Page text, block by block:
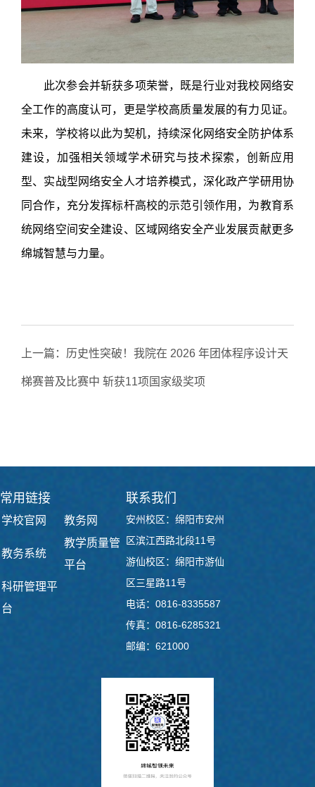
此次参会并斩获多项荣誉，既是行业对我校网络安
全工作的高度认可，更是学校高质量发展的有力见证。
未来，学校将以此为契机，持续深化网络安全防护体系
建设，加强相关领域学术研究与技术探索，创新应用
型、实战型网络安全人才培养模式，深化政产学研用协
同合作，充分发挥标杆高校的示范引领作用，为教育系
统网络空间安全建设、区域网络安全产业发展贡献更多
绵城智慧与力量。
上一篇： 历史性突破！我院在 2026 年团体程序设计天
梯赛普及比赛中 斩获11项国家级奖项
常用链接
学校官网 教务网
教务系统
教学质量管
平台
科研管理平
台
联系我们
安州校区：绵阳市安州
区滨江西路北段11号
游仙校区：绵阳市游仙
区三星路11号
电话：0816-8335587
传真：0816-6285321
邮编：621000